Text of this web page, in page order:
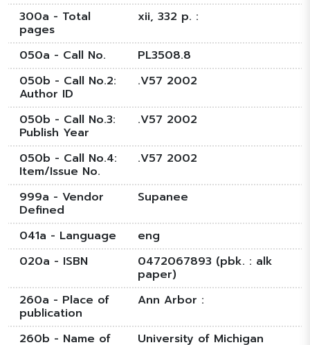
300a - Total
pages
xii, 332 p. :
050a - Call No.
PL3508.8
050b - Call No.2:
Author ID
.V57 2002
050b - Call No.3:
Publish Year
.V57 2002
050b - Call No.4:
Item/Issue No.
.V57 2002
999a - Vendor
Defined
Supanee
041a - Language
eng
020a - ISBN
0472067893 (pbk. : alk
paper)
260a - Place of
publication
Ann Arbor :
260b - Name of University of Michigan